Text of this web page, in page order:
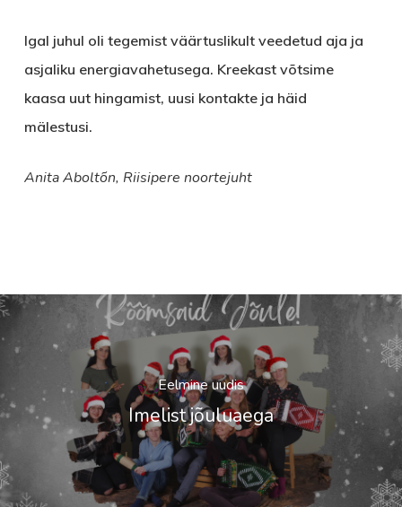
Igal juhul oli tegemist väärtuslikult veedetud aja ja
asjaliku energiavahetusega. Kreekast võtsime
kaasa uut hingamist, uusi kontakte ja häid
mälestusi.
Anita Aboltõn, Riisipere noortejuht
Eelmine uudis
Imelist jõuluaega